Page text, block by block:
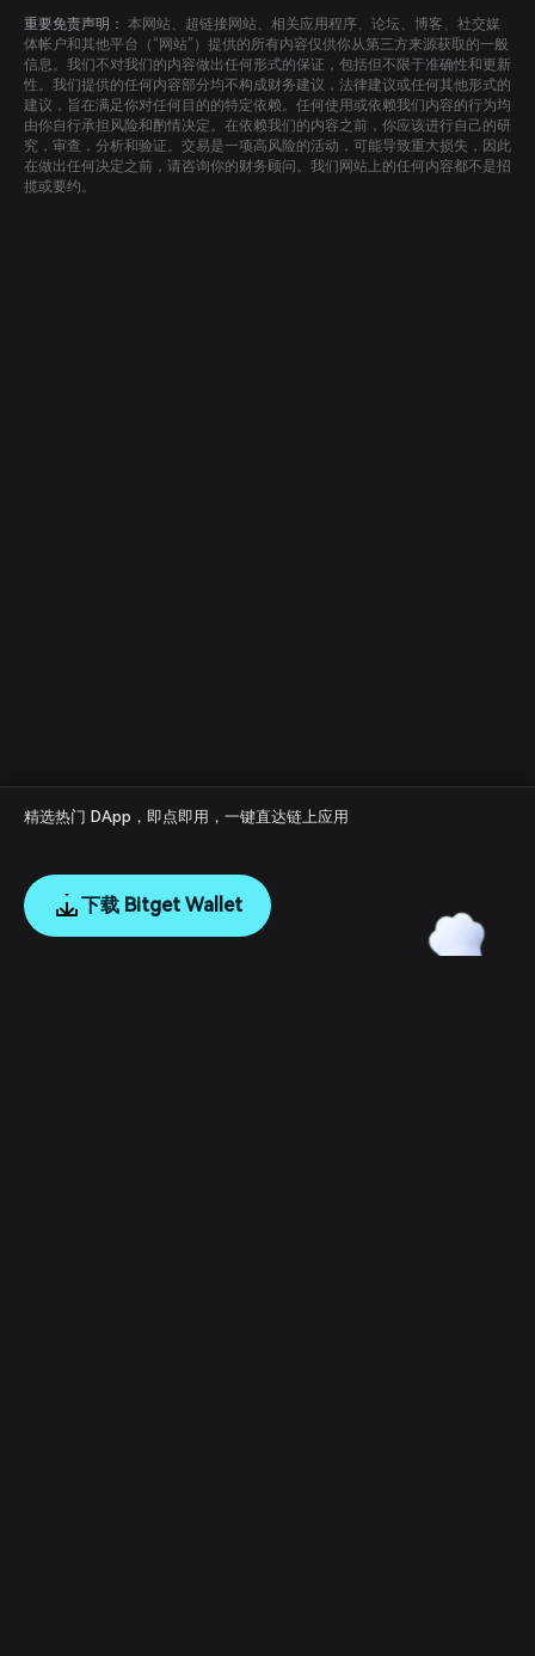
重要免责声明： 本网站、超链接网站、相关应用程序、论坛、博客、社交媒
体帐户和其他平台（“网站”）提供的所有内容仅供你从第三方来源获取的一般
信息。我们不对我们的内容做出任何形式的保证，包括但不限于准确性和更新
性。我们提供的任何内容部分均不构成财务建议，法律建议或任何其他形式的
建议，旨在满足你对任何目的的特定依赖。任何使用或依赖我们内容的行为均
由你自行承担风险和酌情决定。在依赖我们的内容之前，你应该进行自己的研
究，审查，分析和验证。交易是一项高风险的活动，可能导致重大损失，因此
在做出任何决定之前，请咨询你的财务顾问。我们网站上的任何内容都不是招
揽或要约。
精选热门 DApp，即点即用，一键直达链上应用
下载 Bitget Wallet